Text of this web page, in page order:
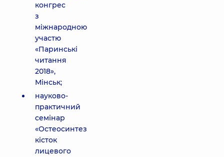
конгрес
з
міжнародною
участю
«Паринські
читання
2018»,
Мінськ;
науково-
практичний
семінар
«Остеосинтез
кісток
лицевого